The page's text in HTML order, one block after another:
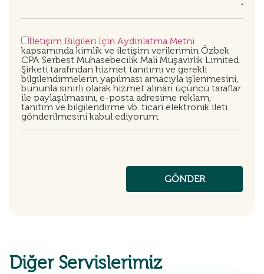
İletişim Bilgileri İçin Aydınlatma Metni
kapsamında kimlik ve iletişim verilerimin Özbek
CPA Serbest Muhasebecilik Mali Müşavirlik Limited
Şirketi tarafından hizmet tanıtımı ve gerekli
bilgilendirmelerin yapılması amacıyla işlenmesini,
bununla sınırlı olarak hizmet alınan üçüncü taraflar
ile paylaşılmasını, e-posta adresime reklam,
tanıtım ve bilgilendirme vb. ticari elektronik ileti
gönderilmesini kabul ediyorum.
Diğer Servislerimiz